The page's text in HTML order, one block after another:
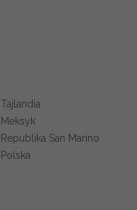
Tajlandia
Meksyk
Republika San Marino
Polska